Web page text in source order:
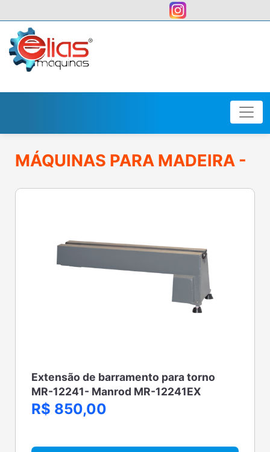
MÁQUINAS PARA MADEIRA -
Extensão de barramento para torno
MR-12241- Manrod MR-12241EX
R$ 850,00